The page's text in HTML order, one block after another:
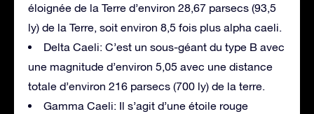
éloignée de la Terre d’environ 28,67 parsecs (93,5
ly) de la Terre, soit environ 8,5 fois plus alpha caeli.
Delta Caeli: C’est un sous-géant du type B avec
une magnitude d’environ 5,05 avec une distance
totale d’environ 216 parsecs (700 ly) de la terre.
Gamma Caeli: Il s’agit d’une étoile rouge